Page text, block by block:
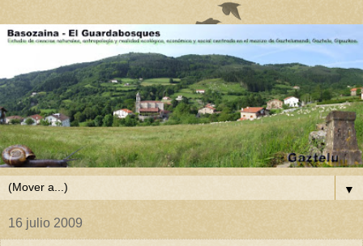
▼
16 julio 2009